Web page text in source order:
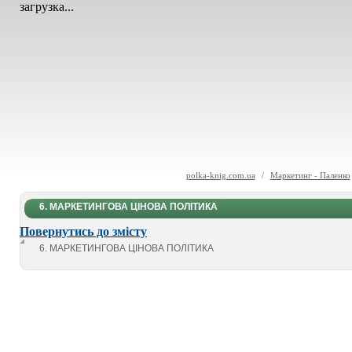
загрузка...
polka-knig.com.ua / Маркетинг - Паленко
6. МАРКЕТИНГОВА ЦІНОВА ПОЛІТИКА
Повернутись до змісту
6. МАРКЕТИНГОВА ЦІНОВА ПОЛІТИКА